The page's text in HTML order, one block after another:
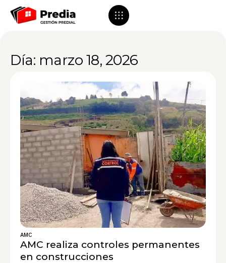
Día: marzo 18, 2026
AMC
AMC realiza controles permanentes
en construcciones